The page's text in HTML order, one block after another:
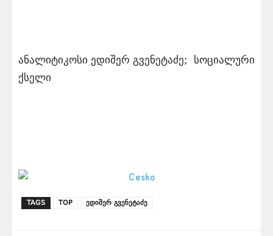
ანალიტიკოსი ედიშერ გვენეტაძე; სოციალური
ქსელი
TAGS TOP ედიშერ გვენეტაძე